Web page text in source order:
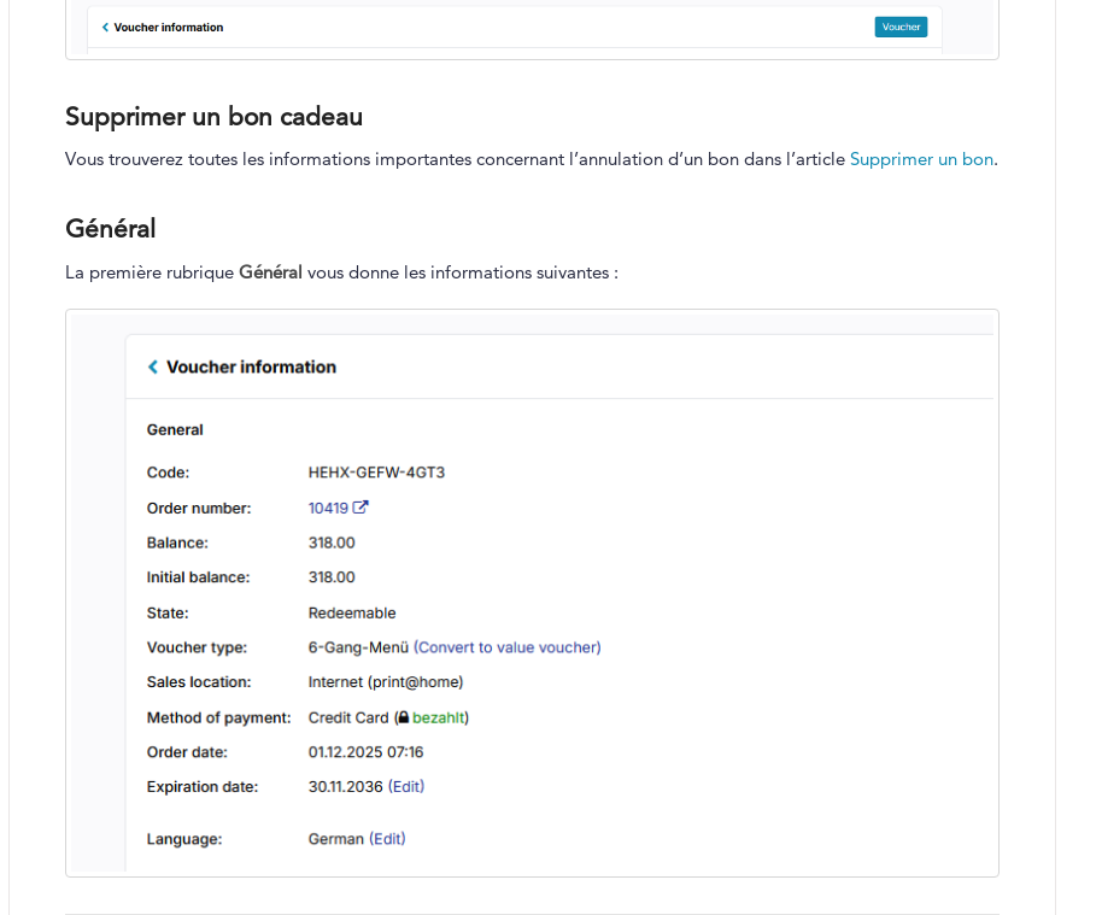
Supprimer un bon cadeau
Vous trouverez toutes les informations importantes concernant l’annulation d’un bon dans l’article Supprimer un bon.
Général
La première rubrique Général vous donne les informations suivantes :